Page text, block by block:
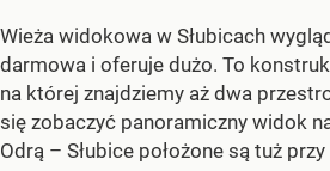
Wieża widokowa w Słubicach
darmowa i oferuje dużo. To
na której znajdziemy aż dwa
się zobaczyć panoramiczny widok
Odrą – Słubice położone są tuż